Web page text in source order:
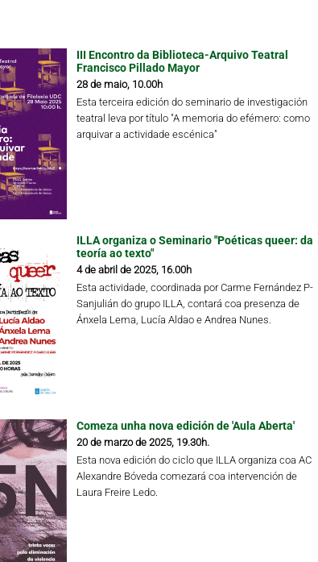
III Encontro da Biblioteca-Arquivo Teatral
Francisco Pillado Mayor
28 de maio, 10.00h
Esta terceira edición do seminario de investigación
teatral leva por título "A memoria do efémero: como
arquivar a actividade escénica"
ILLA organiza o Seminario "Poéticas queer: da
teoría ao texto"
4 de abril de 2025, 16.00h
Esta actividade, coordinada por Carme Fernández P-
Sanjulián do grupo ILLA, contará coa presenza de
Ánxela Lema, Lucía Aldao e Andrea Nunes.
Comeza unha nova edición de 'Aula Aberta'
20 de marzo de 2025, 19.30h.
Esta nova edición do ciclo que ILLA organiza coa AC
Alexandre Bóveda comezará coa intervención de
Laura Freire Ledo.